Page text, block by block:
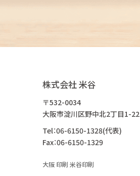
株式会社 米谷
〒532-0034
大阪市淀川区野中北2丁目1-22
Tel：06-6150-1328(代表)
Fax：06-6150-1329
大阪 印刷 米谷印刷